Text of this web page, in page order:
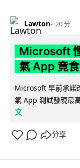
Lawton 20 分
Microsoft
氣 App 竟
Microsoft 早前承諾
氣 App 測試發現最
文
分享